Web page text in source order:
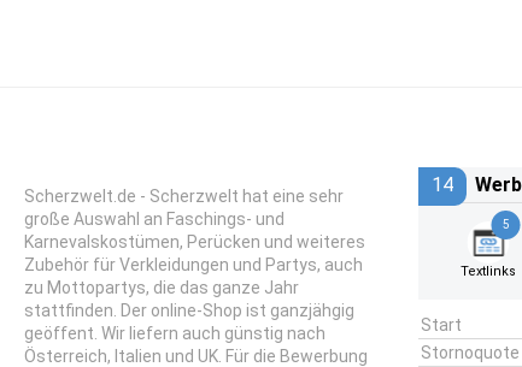
Scherzwelt.de - Scherzwelt hat eine sehr
große Auswahl an Faschings- und
Karnevalskostümen, Perücken und weiteres
Zubehör für Verkleidungen und Partys, auch
zu Mottopartys, die das ganze Jahr
stattfinden. Der online-Shop ist ganzjähgig
geöffent. Wir liefern auch günstig nach
Österreich, Italien und UK. Für die Bewerbung
14
5
Textlinks
Start
Stornoquote